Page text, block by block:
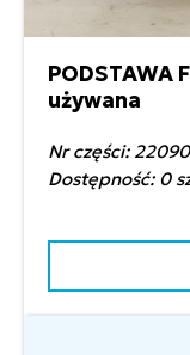
PODSTAWA
używana
Nr części:
Dostępność: 0